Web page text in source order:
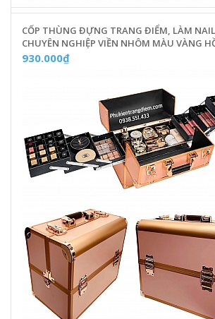
CỐP THÙNG ĐỰNG TRANG ĐIỂM, LÀM
CHUYÊN NGHIỆP VIỀN NHÔM MÀU VÀNG
930.000₫